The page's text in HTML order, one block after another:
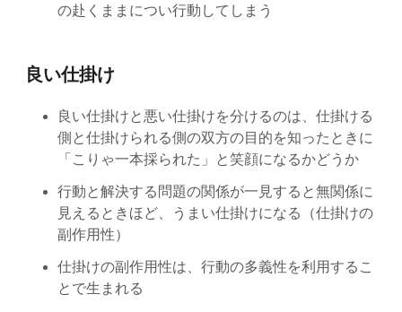
の赴くままについ行動してしまう
良い仕掛け
良い仕掛けと悪い仕掛けを分けるのは、仕掛ける
側と仕掛けられる側の双方の目的を知ったときに
「こりゃ一本採られた」と笑顔になるかどうか
行動と解決する問題の関係が一見すると無関係に
見えるときほど、うまい仕掛けになる（仕掛けの
副作用性）
仕掛けの副作用性は、行動の多義性を利用するこ
とで生まれる